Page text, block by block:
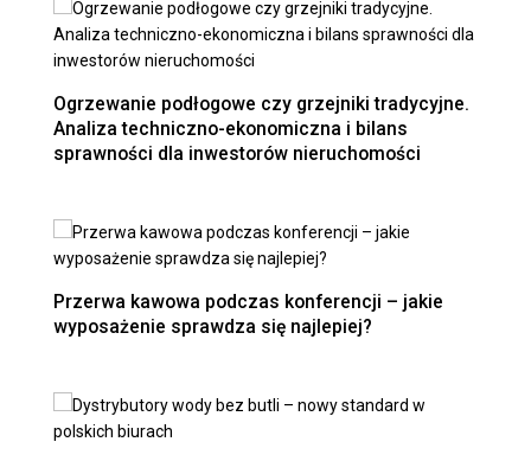
Ogrzewanie podłogowe czy grzejniki tradycyjne.
Analiza techniczno-ekonomiczna i bilans
sprawności dla inwestorów nieruchomości
Przerwa kawowa podczas konferencji – jakie
wyposażenie sprawdza się najlepiej?